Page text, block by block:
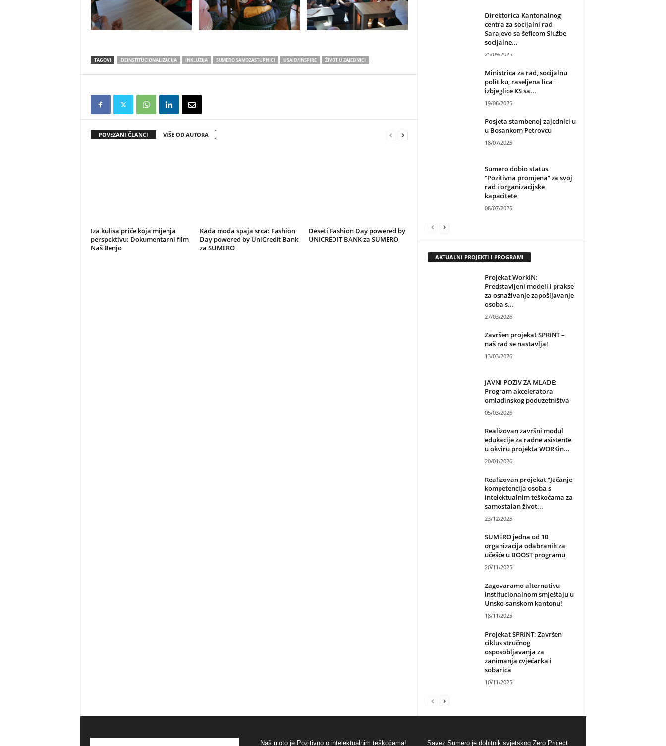
TAGOVI DEINSTITUCIONALIZACIJA INKLUZIJA SUMERO SAMOZASTUPNICI USAID/INSPIRE ŽIVOT U ZAJEDNICI
POVEZANI ČLANCI VIŠE OD AUTORA
Iza kulisa priče koja mijenja
perspektivu: Dokumentarni film
Naš Benjo
Kada moda spaja srca: Fashion
Day powered by UniCredit Bank
za SUMERO
Deseti Fashion Day powered by
UNICREDIT BANK za SUMERO
Direktorica Kantonalnog
centra za socijalni rad
Sarajevo sa šeficom Službe
socijalne...
25/09/2025
Ministrica za rad, socijalnu
politiku, raseljena lica i
izbjeglice KS sa...
19/08/2025
Posjeta stambenoj zajednici u
u Bosankom Petrovcu
18/07/2025
Sumero dobio status
”Pozitivna promjena” za svoj
rad i organizacijske
kapacitete
08/07/2025
AKTUALNI PROJEKTI I PROGRAMI
Projekat WorkIN:
Predstavljeni modeli i prakse
za osnaživanje zapošljavanje
osoba s...
27/03/2026
Završen projekat SPRINT –
naš rad se nastavlja!
13/03/2026
JAVNI POZIV ZA MLADE:
Program akceleratora
omladinskog poduzetništva
05/03/2026
Realizovan završni modul
edukacije za radne asistente
u okviru projekta WORKin...
20/01/2026
Realizovan projekat ”Jačanje
kompetencija osoba s
intelektualnim teškoćama za
samostalan život...
23/12/2025
SUMERO jedna od 10
organizacija odabranih za
učešće u BOOST programu
20/11/2025
Zagovaramo alternativu
institucionalnom smještaju u
Unsko-sanskom kantonu!
18/11/2025
Projekat SPRINT: Završen
ciklus stručnog
osposobljavanja za
zanimanja cvjećarka i
sobarica
10/11/2025
Naš moto je Pozitivno o intelektualnim teškoćama! Savez Sumero je dobitnik svjetskog Zero Project